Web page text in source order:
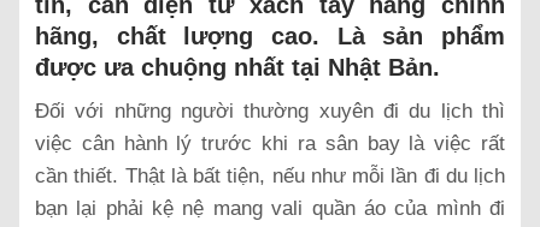
hãng, chất lượng cao. Là sản phẩm
được ưa chuộng nhất tại Nhật Bản.
Đối với những người thường xuyên đi du lịch thì
việc cân hành lý trước khi ra sân bay là việc rất
cần thiết. Thật là bất tiện, nếu như mỗi lần đi du lịch
bạn lại phải kệ nệ mang vali quần áo của mình đi